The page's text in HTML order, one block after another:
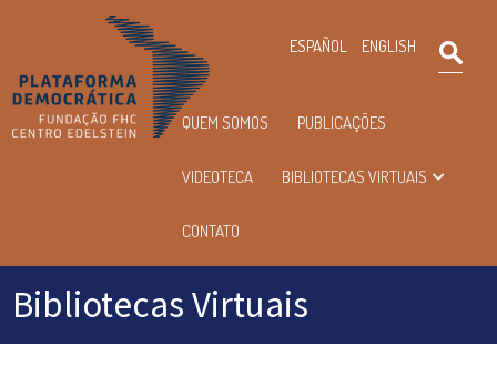
ESPAÑOL ENGLISH
Menu
principal
QUEM SOMOS PUBLICAÇÕES
VIDEOTECA BIBLIOTECAS VIRTUAIS
CONTATO
Bibliotecas Virtuais